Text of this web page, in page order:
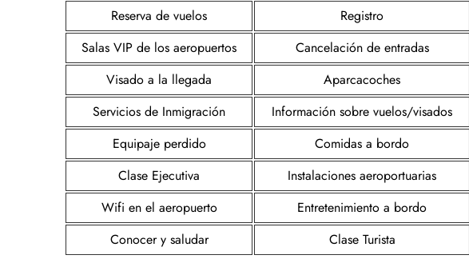
Reserva de vuelos Registro
Salas VIP de los aeropuertos
Cancelación de entradas
Visado a la llegada
Aparcacoches
Servicios de Inmigración
Información sobre vuelos/visados
Equipaje perdido
Comidas a bordo
Clase Ejecutiva
Instalaciones aeroportuarias
Wifi en el aeropuerto
Entretenimiento a bordo
Conocer y saludar
Clase Turista